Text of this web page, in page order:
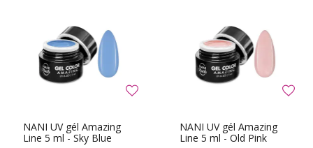
NANI UV gél Amazing
Line 5 ml - Sky Blue
NANI UV gél Amazing
Line 5 ml - Old Pink